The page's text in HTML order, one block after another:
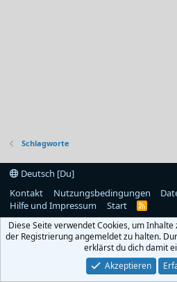
Schlagworte
Deutsch [Du]
Kontakt
Nutzungsbedingungen
Hilfe und Impressum
Start
R
S
Diese Seite verwendet Cookies, um
der Registrierung angemeldet zu halten.
erklärst du dich damit
Akzeptieren